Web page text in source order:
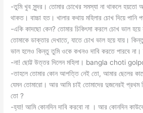
-তুমি খুব সুন্দর। তোমার চোখের সমস্যা না থাকলে
থাকত। বাচ্চা হত। খালার কথায় মহিলার চোখ দিয়ে পানি
-একি কাদছো কেন? তোমার চিকিৎসা করলে চোখ ভাল হয়ে
তোমাকে ডাক্তার দেখাতে, যাতে চোখ ভাল হয়ে যায়।
ভাল হলেও কিন্তু তুমি ওকে কখনও দাবি করতে পারবে না।
-না! ছোট্ট উত্তর দিলেন মহিলা। bangla choti
-তাহলে তোমার কোন আপত্তি নেই তো, আমার ছেলের
যেমন তোমারো। আর আমি চাই তোমাদের দুজনেরই প্রথম
তো ?
-হ্যা! আমি কোনদিন দাবি করবো না । আর কোনদিন